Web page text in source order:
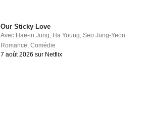
Our Sticky Love
Avec Hae-in Jung, Ha Young,Seo Jung-Yeon
Romance,Comédie
7 août 2026 sur Netflix